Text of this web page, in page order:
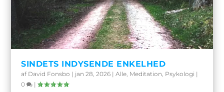
SINDETS INDYSENDE ENKELHED
af David Fonsbo | jan 28, 2026 |Alle Meditation Psykologi |
0
|